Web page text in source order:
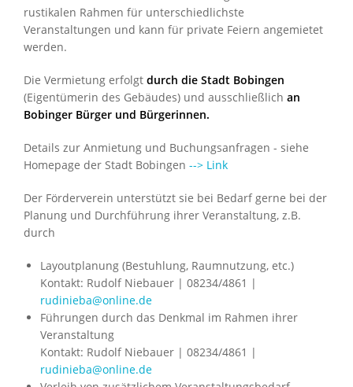
rustikalen Rahmen für unterschiedlichste
Veranstaltungen und kann für private Feiern angemietet
werden.
Die Vermietung erfolgt durch die Stadt Bobingen
(Eigentümerin des Gebäudes) und ausschließlich an
Bobinger Bürger und Bürgerinnen.
Details zur Anmietung und Buchungsanfragen - siehe
Homepage der Stadt Bobingen --> Link
Der Förderverein unterstützt sie bei Bedarf gerne bei der
Planung und Durchführung ihrer Veranstaltung, z.B.
durch
Layoutplanung (Bestuhlung, Raumnutzung, etc.)
Kontakt: Rudolf Niebauer | 08234/4861 |
rudinieba@online.de
Führungen durch das Denkmal im Rahmen ihrer
Veranstaltung
Kontakt: Rudolf Niebauer | 08234/4861 |
rudinieba@online.de